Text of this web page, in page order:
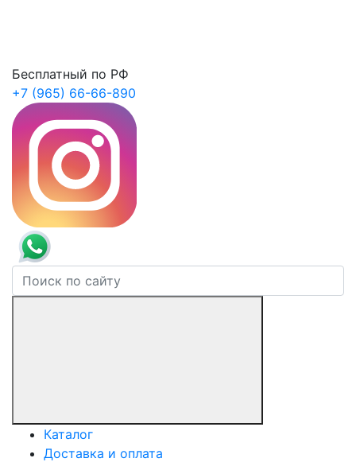
Бесплатный по РФ
+7 (965) 66-66-890
Каталог
Доставка и оплата